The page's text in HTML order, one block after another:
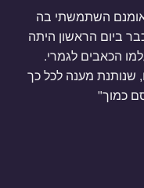
השתמשתי בה
ביום הראשון היתה
הכאבים לגמרי.
מענה לכל כך
כמוך"